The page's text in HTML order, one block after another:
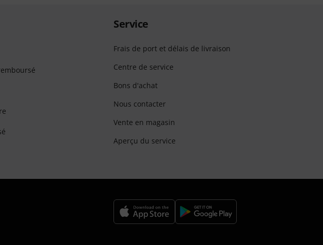
Service
Frais de port et délais de livraison
Centre de service
Bons d'achat
Nous contacter
Vente en magasin
Aperçu du service